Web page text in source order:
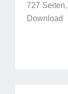
727
Download